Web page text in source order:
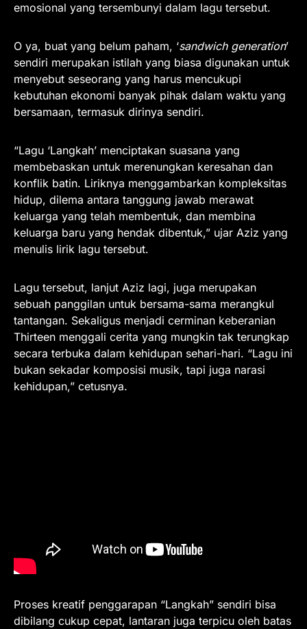
emosional yang tersembunyi dalam lagu tersebut.
O ya, buat yang belum paham, ‘sandwich generation’
sendiri merupakan istilah yang biasa digunakan untuk
menyebut seseorang yang harus mencukupi
kebutuhan ekonomi banyak pihak dalam waktu yang
bersamaan, termasuk dirinya sendiri.
“Lagu ‘Langkah’ menciptakan suasana yang
membebaskan untuk merenungkan keresahan dan
konflik batin. Liriknya menggambarkan kompleksitas
hidup, dilema antara tanggung jawab merawat
keluarga yang telah membentuk, dan membina
keluarga baru yang hendak dibentuk,” ujar Aziz yang
menulis lirik lagu tersebut.
Lagu tersebut, lanjut Aziz lagi, juga merupakan
sebuah panggilan untuk bersama-sama merangkul
tantangan. Sekaligus menjadi cerminan keberanian
Thirteen menggali cerita yang mungkin tak terungkap
secara terbuka dalam kehidupan sehari-hari. “Lagu ini
bukan sekadar komposisi musik, tapi juga narasi
kehidupan,” cetusnya.
Proses kreatif penggarapan “Langkah” sendiri bisa
dibilang cukup cepat, lantaran juga terpicu oleh batas